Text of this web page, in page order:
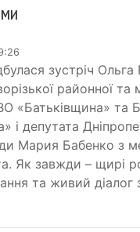
зустріч
районної та
ВО «Батьківщина» та
і депутата
Мария Бабенко з
Як завжди – щирі
та живий діалог